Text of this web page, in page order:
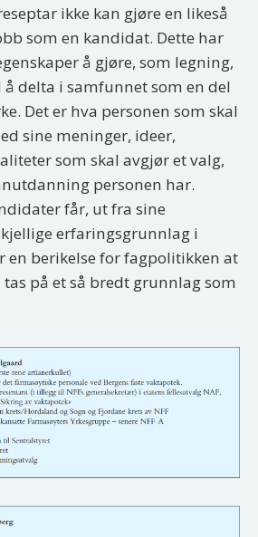
ikke kan gjøre en likeså
som en kandidat. Dette har
å gjøre, som legning,
delta i samfunnet som en del
Det er hva personen som skal
sine meninger, ideer,
som skal avgjør et valg,
personen har.
får, ut fra sine
erfaringsgrunnlag i
en berikelse for fagpolitikken at
på et så bredt grunnlag som